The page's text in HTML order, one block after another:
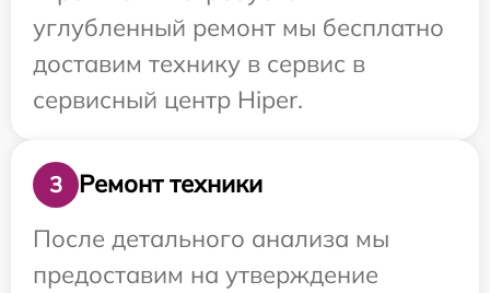
углубленный ремонт мы бесплатно
доставим технику в сервис в
сервисный центр Hiper.
3
Ремонт техники
После детального анализа мы
предоставим на утверждение